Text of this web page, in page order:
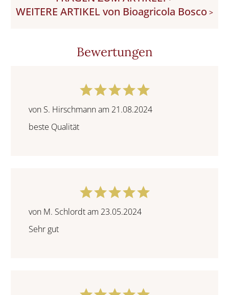
WEITERE ARTIKEL von Bioagricola Bosco >
Bewertungen
von S. Hirschmann am 21.08.2024
beste Qualität
von M. Schlordt am 23.05.2024
Sehr gut